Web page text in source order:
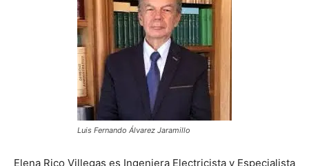
Luis Fernando Álvarez Jaramillo
Elena Rico Villegas es Ingeniera Electricista y Especialista